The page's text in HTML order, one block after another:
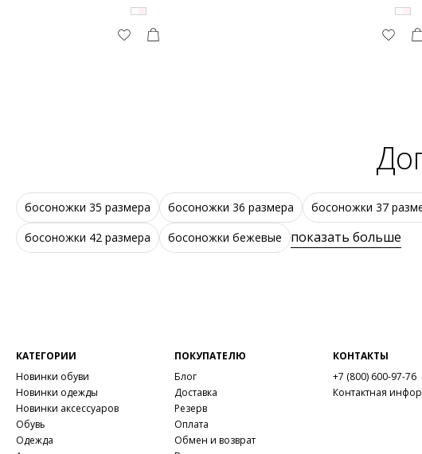
босоножки 35 размера босоножки 36 размера босоножки 37
босоножки 42 размера
босоножки бежевые показать больше
КАТЕГОРИИ
Новинки обуви
Новинки одежды
Новинки аксессуаров
Обувь
Одежда
ПОКУПАТЕЛЮ
Блог
Доставка
Резерв
Оплата
Обмен и возврат
КОНТАКТЫ
+7 (800) 600-97-76
Контактная